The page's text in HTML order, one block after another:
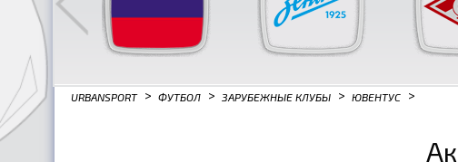
URBANSPORT > ФУТБОЛ > ЗАРУБЕЖНЫЕ КЛУБЫ > ЮВЕНТУС >